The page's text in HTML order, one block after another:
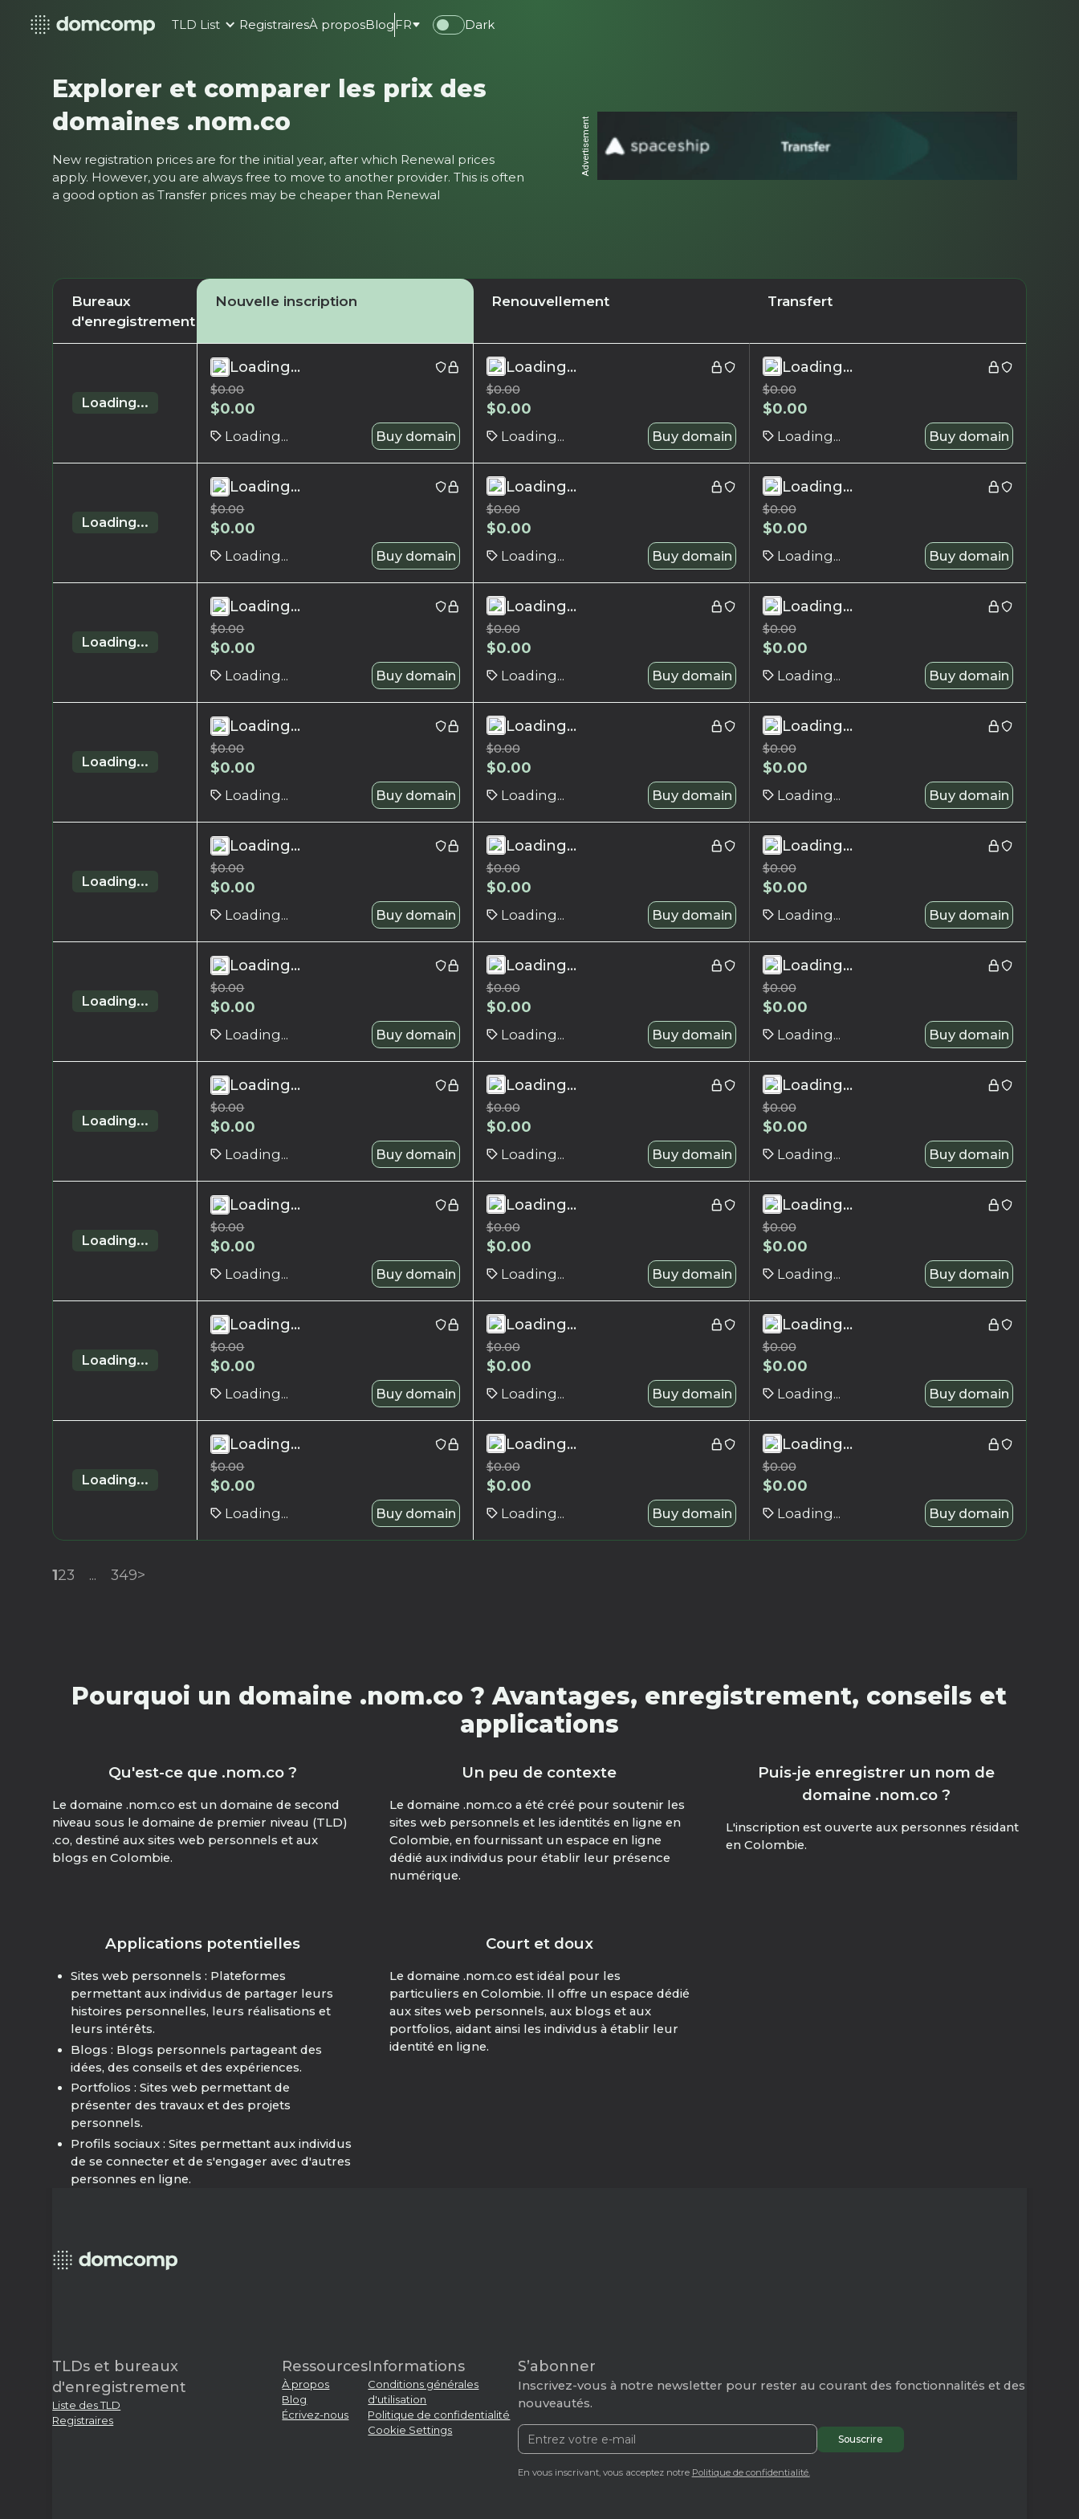
TLD List RegistrairesÀ proposBlog FR Dark
Explorer et comparer les prix des
domaines .nom.co
New registration prices are for the initial year, after which Renewal prices
apply. However, you are always free to move to another provider. This is often
a good option as Transfer prices may be cheaper than Renewal
Advertisement
Bureaux
d'enregistrement
Nouvelle inscription Renouvellement Transfert
Loading...
Loading...
$0.00
$0.00
Loading... Buy domain
Loading...
$0.00
$0.00
Loading... Buy domain
Loading...
$0.00
$0.00
Loading... Buy domain
Loading...
Loading...
$0.00
$0.00
Loading... Buy domain
Loading...
$0.00
$0.00
Loading... Buy domain
Loading...
$0.00
$0.00
Loading... Buy domain
Loading...
Loading...
$0.00
$0.00
Loading... Buy domain
Loading...
$0.00
$0.00
Loading... Buy domain
Loading...
$0.00
$0.00
Loading... Buy domain
Loading...
Loading...
$0.00
$0.00
Loading... Buy domain
Loading...
$0.00
$0.00
Loading... Buy domain
Loading...
$0.00
$0.00
Loading... Buy domain
Loading...
Loading...
$0.00
$0.00
Loading... Buy domain
Loading...
$0.00
$0.00
Loading... Buy domain
Loading...
$0.00
$0.00
Loading... Buy domain
Loading...
Loading...
$0.00
$0.00
Loading... Buy domain
Loading...
$0.00
$0.00
Loading... Buy domain
Loading...
$0.00
$0.00
Loading... Buy domain
Loading...
Loading...
$0.00
$0.00
Loading... Buy domain
Loading...
$0.00
$0.00
Loading... Buy domain
Loading...
$0.00
$0.00
Loading... Buy domain
Loading...
Loading...
$0.00
$0.00
Loading... Buy domain
Loading...
$0.00
$0.00
Loading... Buy domain
Loading...
$0.00
$0.00
Loading... Buy domain
Loading...
Loading...
$0.00
$0.00
Loading... Buy domain
Loading...
$0.00
$0.00
Loading... Buy domain
Loading...
$0.00
$0.00
Loading... Buy domain
Loading...
Loading...
$0.00
$0.00
Loading... Buy domain
Loading...
$0.00
$0.00
Loading... Buy domain
Loading...
$0.00
$0.00
Loading... Buy domain
123 ... 349>
Pourquoi un domaine .nom.co ? Avantages, enregistrement, conseils et
applications
Qu'est-ce que .nom.co ?
Le domaine .nom.co est un domaine de second
niveau sous le domaine de premier niveau (TLD)
.co, destiné aux sites web personnels et aux
blogs en Colombie.
Un peu de contexte
Le domaine .nom.co a été créé pour soutenir les
sites web personnels et les identités en ligne en
Colombie, en fournissant un espace en ligne
dédié aux individus pour établir leur présence
numérique.
Puis-je enregistrer un nom de
domaine .nom.co ?
L'inscription est ouverte aux personnes résidant
en Colombie.
Applications potentielles
Sites web personnels : Plateformes
permettant aux individus de partager leurs
histoires personnelles, leurs réalisations et
leurs intérêts.
Blogs : Blogs personnels partageant des
idées, des conseils et des expériences.
Portfolios : Sites web permettant de
présenter des travaux et des projets
personnels.
Profils sociaux : Sites permettant aux individus
de se connecter et de s'engager avec d'autres
personnes en ligne.
Court et doux
Le domaine .nom.co est idéal pour les
particuliers en Colombie. Il offre un espace dédié
aux sites web personnels, aux blogs et aux
portfolios, aidant ainsi les individus à établir leur
identité en ligne.
TLDs et bureaux
d'enregistrement
Liste des TLD
Registraires
Ressources
À propos
Blog
Écrivez-nous
Informations
Conditions générales
d'utilisation
Politique de confidentialité
Cookie Settings
S’abonner
Inscrivez-vous à notre newsletter pour rester au courant des fonctionnalités et des
nouveautés.
En vous inscrivant, vous acceptez notre Politique de confidentialité.